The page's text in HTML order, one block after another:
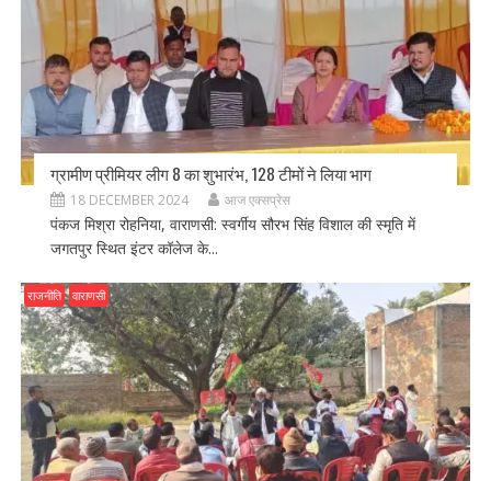
ग्रामीण प्रीमियर लीग 8 का शुभारंभ, 128 टीमों ने लिया भाग
18 DECEMBER 2024 आज एक्सप्रेस
पंकज मिश्रा रोहनिया, वाराणसी: स्वर्गीय सौरभ सिंह विशाल की स्मृति में
जगतपुर स्थित इंटर कॉलेज के...
राजनीति वाराणसी